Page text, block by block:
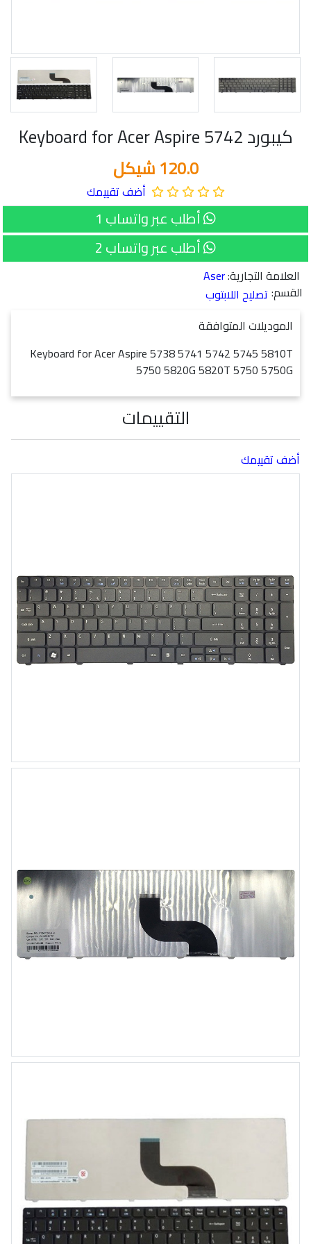
كيبورد Keyboard for Acer Aspire 5742
120.0 شيكل
أضف تقييمك
أطلب عبر واتساب 1
أطلب عبر واتساب 2
العلامة التجارية:Aser
القسم: تصليح اللابتوب
الموديلات المتوافقة
Keyboard for Acer Aspire 5738 5741 5742 5745 5810T
5750 5820G 5820T 5750 5750G
التقييمات
أضف تقييمك